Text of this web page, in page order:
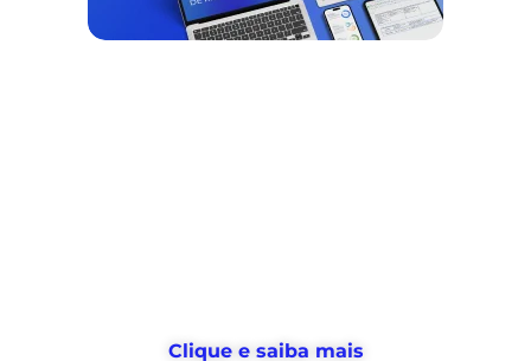
Clique e saiba mais